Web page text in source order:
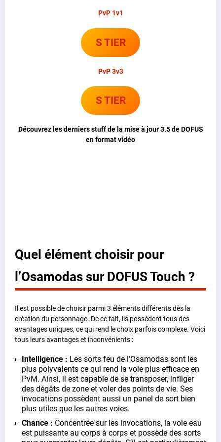
PvP 1v1
S TIER
PvP 3v3
S TIER
Découvrez les derniers stuff de la mise à jour 3.5 de DOFUS
en format vidéo
Quel élément choisir pour
l’Osamodas sur DOFUS Touch ?
Il est possible de choisir parmi 3 éléments différents dès la
création du personnage. De ce fait, ils possèdent tous des
avantages uniques, ce qui rend le choix parfois complexe. Voici
tous leurs avantages et inconvénients :
Intelligence : Les sorts feu de l’Osamodas sont les
plus polyvalents ce qui rend la voie plus efficace en
PvM. Ainsi, il est capable de se transposer, infliger
des dégâts de zone et voler des points de vie. Ses
invocations possèdent aussi un panel de sort bien
plus utiles que les autres voies.
Chance : Concentrée sur les invocations, la voie eau
est puissante au corps à corps et possède des sorts